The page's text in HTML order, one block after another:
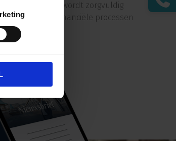
wordt zorgvuldig
en financiële processen